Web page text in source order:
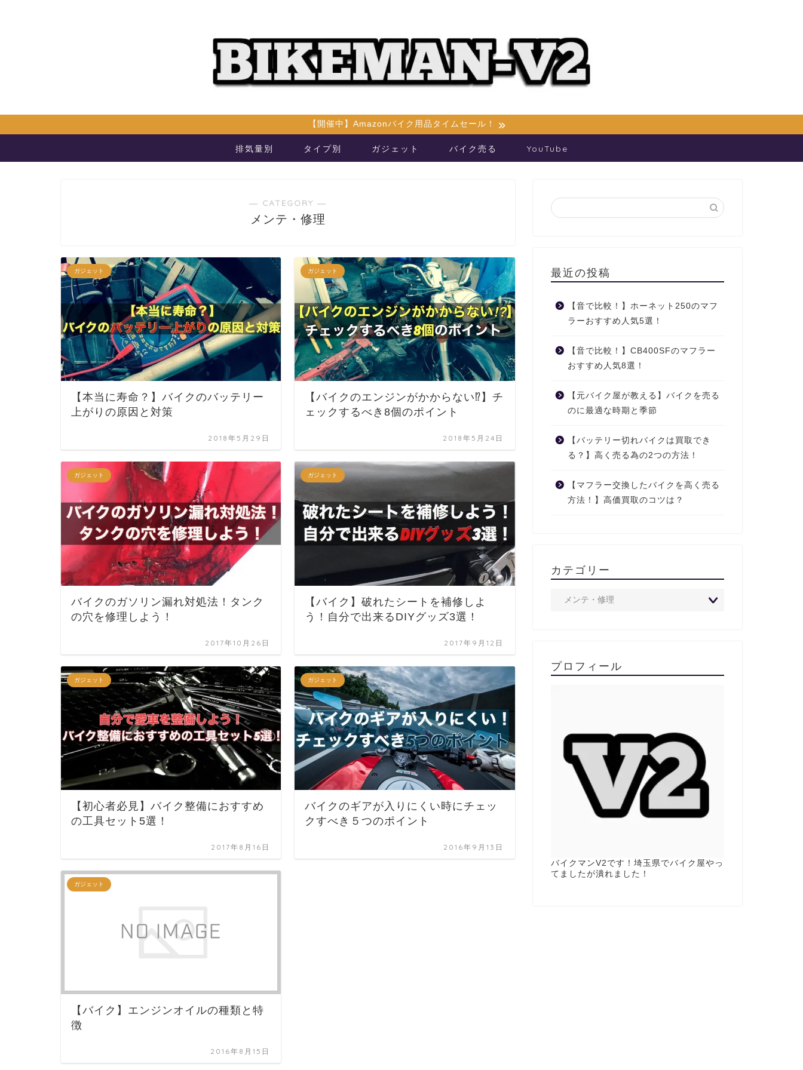
【開催中】Amazonバイク用品タイムセール！
排気量別 タイプ別 ガジェット バイク売る YouTube
― CATEGORY ―
メンテ・修理
ガジェット
【本当に寿命？】バイクのバッテリー
上がりの原因と対策
2018年5月29日
ガジェット
【バイクのエンジンがかからない⁉︎】チ
ェックするべき8個のポイント
2018年5月24日
ガジェット
バイクのガソリン漏れ対処法！タンク
の穴を修理しよう！
2017年10月26日
ガジェット
【バイク】破れたシートを補修しよ
う！自分で出来るDIYグッズ3選！
2017年9月12日
ガジェット
【初心者必見】バイク整備におすすめ
の工具セット5選！
2017年8月16日
ガジェット
バイクのギアが入りにくい時にチェッ
クすべき５つのポイント
2016年9月13日
ガジェット
【バイク】エンジンオイルの種類と特
徴
2016年8月15日
最近の投稿
【音で比較！】ホーネット250のマフ
ラーおすすめ人気5選！
【音で比較！】CB400SFのマフラー
おすすめ人気8選！
【元バイク屋が教える】バイクを売る
のに最適な時期と季節
【バッテリー切れバイクは買取でき
る？】高く売る為の2つの方法！
【マフラー交換したバイクを高く売る
方法！】高価買取のコツは？
カテゴリー
プロフィール
バイクマンV2です！埼玉県でバイク屋やっ
てましたが潰れました！